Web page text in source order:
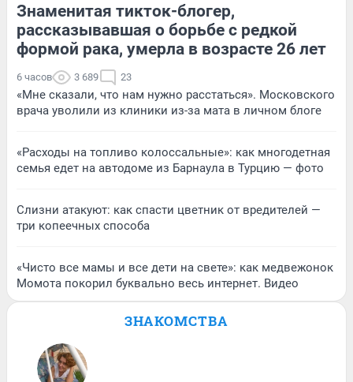
Знаменитая тикток-блогер,
рассказывавшая о борьбе с редкой
формой рака, умерла в возрасте 26 лет
6 часов 3 689 23
«Мне сказали, что нам нужно расстаться». Московского
врача уволили из клиники из-за мата в личном блоге
«Расходы на топливо колоссальные»: как многодетная
семья едет на автодоме из Барнаула в Турцию — фото
Слизни атакуют: как спасти цветник от вредителей —
три копеечных способа
«Чисто все мамы и все дети на свете»: как медвежонок
Момота покорил буквально весь интернет. Видео
ЗНАКОМСТВА